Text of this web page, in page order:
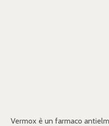
Vermox è un farmaco